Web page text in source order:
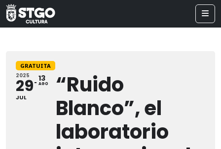
GRATUITA
2025
29
JUL
13
AGO
“Ruido
Blanco”, el
laboratorio